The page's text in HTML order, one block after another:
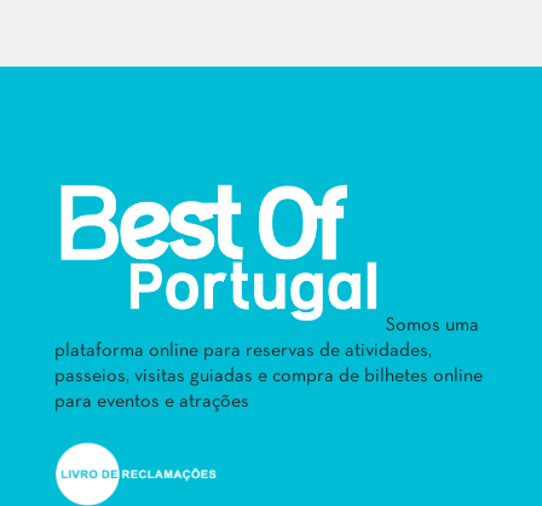
Somos uma
plataforma online para reservas de atividades,
passeios, visitas guiadas e compra de bilhetes online
para eventos e atrações